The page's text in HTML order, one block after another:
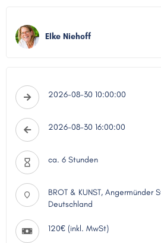
Elke Niehoff
2026-08-30 10:00:00
2026-08-30 16:00:00
ca. 6 Stunden
BROT & KUNST, Angermünder
Deutschland
120€ (inkl. MwSt)